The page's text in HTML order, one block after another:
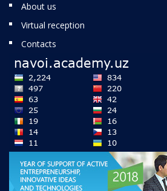
About us
Virtual reception
Contacts